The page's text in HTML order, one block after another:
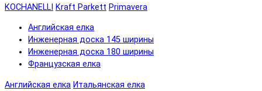
KOCHANELLI Kraft Parkett Primavera
Английская елка
Инженерная доска 145 ширины
Инженерная доска 180 ширины
Французская елка
Английская елка Итальянская елка